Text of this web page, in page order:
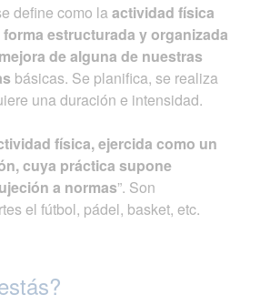
define como laactividad física
estructurada y organizada
de alguna de nuestras
básicas. Se planifica, se realiza
una duración e intensidad.
física, ejercida como un
cuya práctica supone
a normas”. Son
el fútbol, pádel, basket, etc.